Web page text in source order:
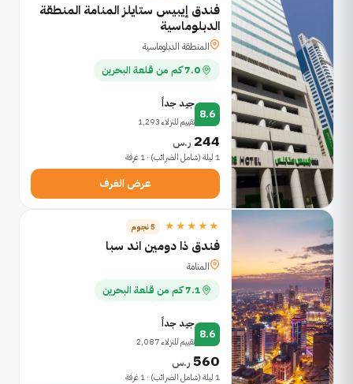
فندق إيبيس ستايلز المنامة المنطقة
الدبلوماسية
المنطقة الدبلوماسية
7.0 كم من قلعة البحرين
8.6
جيد جداً
تقييم للنزلاء 1,293
244 ر.س
1 ليلة (شامل الضرائب) · 1 غرفة
عرض الغرف
★★★★★ 5 نجوم
فندق ذا دومين اند سبا
المنامة
7.1 كم من قلعة البحرين
8.6
جيد جداً
تقييم للنزلاء 2,087
560 ر.س
1 ليلة (شامل الضرائب) · 1 غرفة